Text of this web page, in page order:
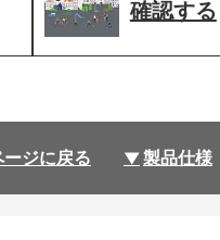
確認する
ジに戻る 製品仕様